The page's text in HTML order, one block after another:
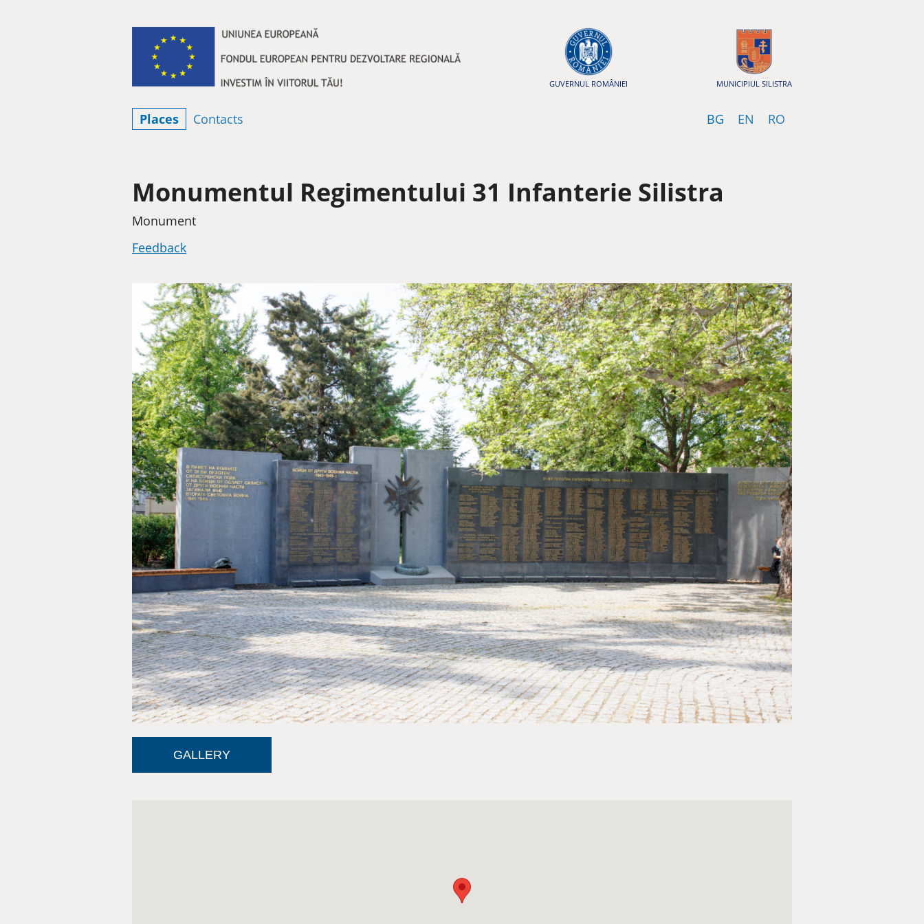
GUVERNUL ROMÂNIEI MUNICIPIUL SILISTRA
BG Bulgarian
EN English
RO
Places Contacts
Monumentul Regimentului 31 Infanterie Silistra
Category
Monument
Feedback
GALLERY